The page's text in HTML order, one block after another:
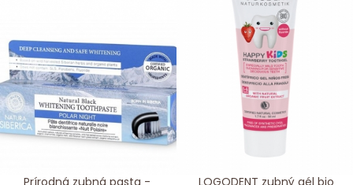
Prírodná zubná pasta -
LOGODENT zubný gél bio